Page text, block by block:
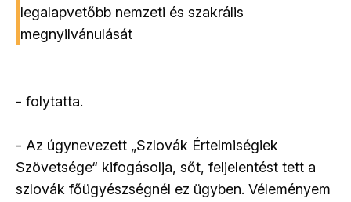
legalapvetőbb nemzeti és szakrális
megnyilvánulását
- folytatta.
- Az úgynevezett „Szlovák Értelmiségiek
Szövetsége“ kifogásolja, sőt, feljelentést tett a
szlovák főügyészségnél ez ügyben. Véleményem